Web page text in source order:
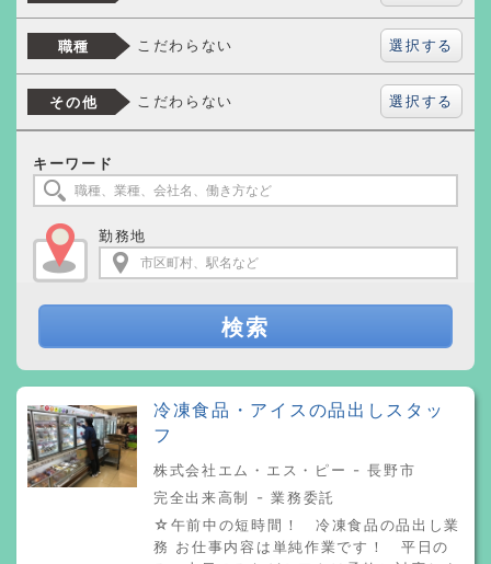
職種 こだわらない 選択する
その他 こだわらない 選択する
キーワード
勤務地
検索
冷凍食品・アイスの品出しスタッ
フ
株式会社エム・エス・ピー - 長野市
完全出来高制 - 業務委託
☆午前中の短時間！ 冷凍食品の品出し業
務 お仕事内容は単純作業です！ 平日の